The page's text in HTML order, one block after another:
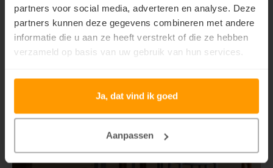
partners voor social media, adverteren en analyse. Deze
partners kunnen deze gegevens combineren met andere
informatie die u aan ze heeft verstrekt of die ze hebben
verzameld op basis van uw gebruik van hun services.
Ja, dat vind ik goed
Aanpassen